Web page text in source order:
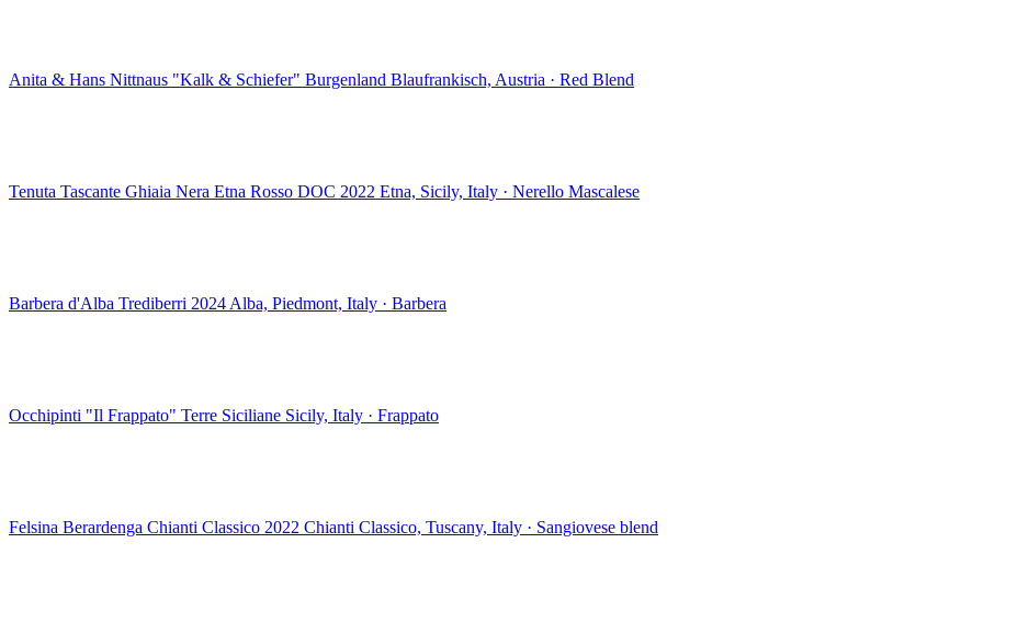
Anita & Hans Nittnaus "Kalk & Schiefer" Burgenland Blaufrankisch, Austria · Red Blend
Tenuta Tascante Ghiaia Nera Etna Rosso DOC 2022 Etna, Sicily, Italy · Nerello Mascalese
Barbera d'Alba Trediberri 2024 Alba, Piedmont, Italy · Barbera
Occhipinti "Il Frappato" Terre Siciliane Sicily, Italy · Frappato
Felsina Berardenga Chianti Classico 2022 Chianti Classico, Tuscany, Italy · Sangiovese blend